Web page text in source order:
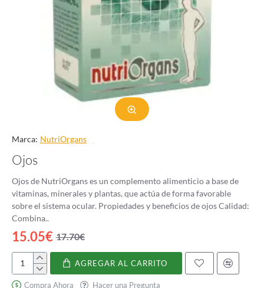
Marca: NutriOrgans
Ojos
Ojos de NutriOrgans es un complemento alimenticio a base de
vitaminas, minerales y plantas, que actúa de forma favorable
sobre el sistema ocular. Propiedades y beneficios de ojos Calidad:
Combina..
15.05€ 17.70€
Ojos
AGREGAR AL CARRITO
Compra Ahora Hacer una Pregunta